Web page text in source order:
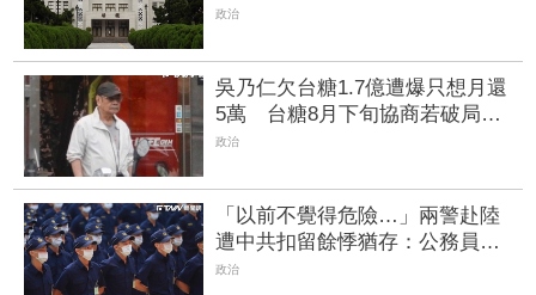
謠杯葛
政治
吳乃仁欠台糖1.7億遭爆只想月還
5萬 台糖8月下旬協商若破局將
再聲請管收
政治
「以前不覺得危險…」兩警赴陸
遭中共扣留餘悸猶存：公務員千
萬不要去
政治